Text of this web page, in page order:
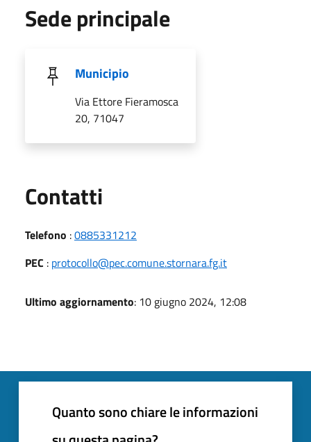
Sede principale
Municipio
Via Ettore Fieramosca
20, 71047
Contatti
Telefono :0885331212
PEC : protocollo@pec.comune.stornara.fg.it
Ultimo aggiornamento: 10 giugno 2024, 12:08
Quanto sono chiare le informazioni